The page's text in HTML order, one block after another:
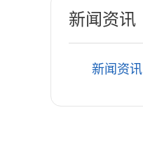
新闻资讯
新闻资讯